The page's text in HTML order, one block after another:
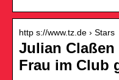
http s://www.tz.de › Stars
Julian
Frau im Club